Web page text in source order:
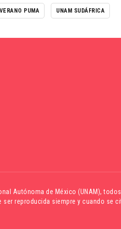
VERANO PUMA UNAM SUDÁFRICA
Autónoma de México (UNAM),
ser reproducida siempre y cuando se